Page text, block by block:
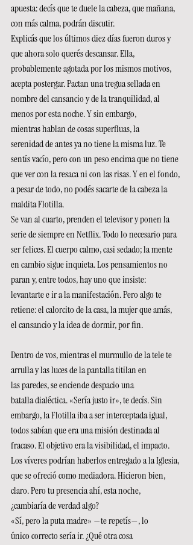
apuesta: decís que te duele la cabeza, que mañana,
con más calma, podrán discutir.
Explicás que los últimos diez días fueron duros y
que ahora solo querés descansar. Ella,
probablemente agotada por los mismos motivos,
acepta postergar. Pactan una tregua sellada en
nombre del cansancio y de la tranquilidad, al
menos por esta noche. Y sin embargo,
mientras hablan de cosas superfluas, la
serenidad de antes ya no tiene la misma luz. Te
sentís vacío, pero con un peso encima que no tiene
que ver con la resaca ni con las risas. Y en el fondo,
a pesar de todo, no podés sacarte de la cabeza la
maldita Flotilla.
Se van al cuarto, prenden el televisor y ponen la
serie de siempre en Netflix. Todo lo necesario para
ser felices. El cuerpo calmo, casi sedado; la mente
en cambio sigue inquieta. Los pensamientos no
paran y, entre todos, hay uno que insiste:
levantarte e ir a la manifestación. Pero algo te
retiene: el calorcito de la casa, la mujer que amás,
el cansancio y la idea de dormir, por fin.
Dentro de vos, mientras el murmullo de la tele te
arrulla y las luces de la pantalla titilan en
las paredes, se enciende despacio una
batalla dialéctica. «Sería justo ir», te decís. Sin
embargo, la Flotilla iba a ser interceptada igual,
todos sabían que era una misión destinada al
fracaso. El objetivo era la visibilidad, el impacto.
Los víveres podrían haberlos entregado a la Iglesia,
que se ofreció como mediadora. Hicieron bien,
claro. Pero tu presencia ahí, esta noche,
¿cambiaría de verdad algo?
«Sí, pero la puta madre» —te repetís—, lo
único correcto sería ir. ¿Qué otra cosa